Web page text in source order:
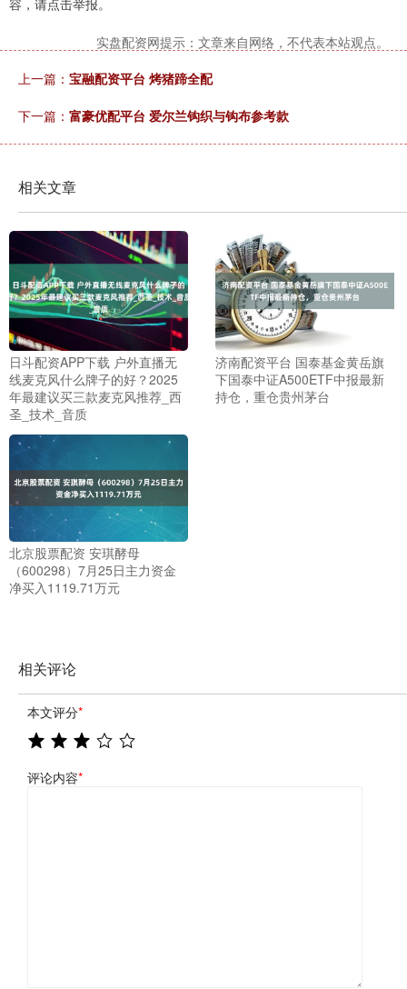
容，请点击举报。
实盘配资网提示：文章来自网络，不代表本站观点。
上一篇： 宝融配资平台 烤猪蹄全配
下一篇： 富豪优配平台 爱尔兰钩织与钩布参考款
相关文章
日斗配资APP下载 户外直播无
线麦克风什么牌子的好？2025
年最建议买三款麦克风推荐_西
圣_技术_音质
济南配资平台 国泰基金黄岳旗
下国泰中证A500ETF中报最新
持仓，重仓贵州茅台
北京股票配资 安琪酵母
（600298）7月25日主力资金
净买入1119.71万元
相关评论
本文评分*
评论内容*